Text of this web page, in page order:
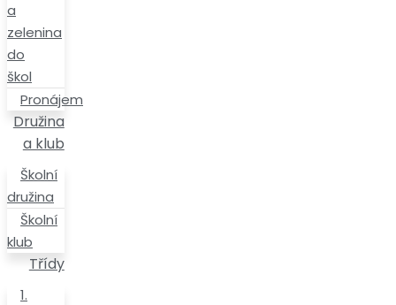
a
zelenina
do
škol
Pronájem
Družina
a klub
Školní
družina
Školní
klub
Třídy
1.